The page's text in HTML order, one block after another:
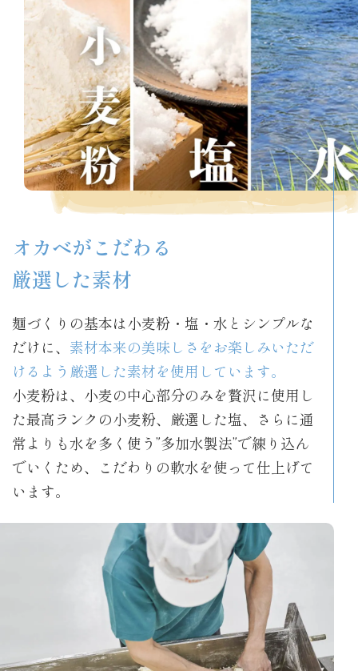
オカベがこだわる
厳選した素材
麺づくりの基本は小麦粉・塩・水とシンプルな
だけに、 素材本来の美味しさをお楽しみいただ
けるよう厳選した素材を使用しています。
小麦粉は、小麦の中心部分のみを贅沢に使用し
た最高ランクの小麦粉、厳選した塩、さらに通
常よりも水を多く使う”多加水製法”で練り込ん
でいくため、こだわりの軟水を使って仕上げて
います。